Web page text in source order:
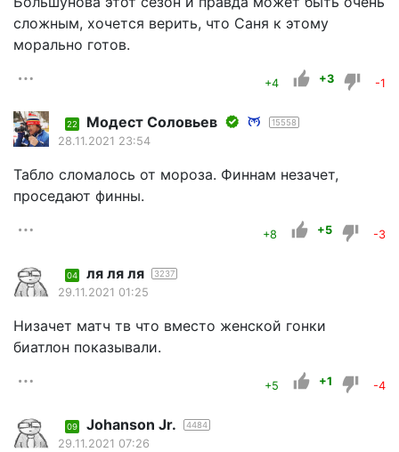
сложным, хочется верить, что Саня к этому
морально готов.
+4 +3 -1
22 Модест Соловьев 15558
28.11.2021 23:54
Табло сломалось от мороза. Финнам незачет,
проседают финны.
+8 +5 -3
04 ля ля ля 3237
29.11.2021 01:25
Низачет матч тв что вместо женской гонки
биатлон показывали.
+5 +1 -4
09 Johanson Jr. 4484
29.11.2021 07:26